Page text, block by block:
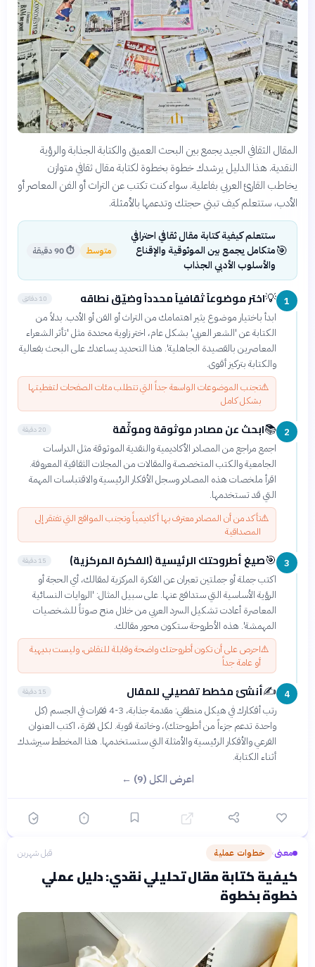
المقال الثقافي الجيد يجمع بين البحث العميق والكتابة الجذابة والرؤية
النقدية. هذا الدليل يرشدك خطوة بخطوة لكتابة مقال ثقافي متوازن
يخاطب القارئ العربي بفاعلية. سواء كنت تكتب عن التراث أو الفن المعاصر أو
الأدب، ستتعلم كيف تبني حجتك وتدعمها بالأمثلة.
🎯
ستتعلم كيفية كتابة مقال ثقافي احترافي
متكامل يجمع بين الموثوقية والإقناع
والأسلوب الأدبي الجذاب
متوسط ⏱90 دقيقة
1
💡اختر موضوعاً ثقافياً محدداً وضيّق نطاقه 10 دقائق
ابدأ باختيار موضوع يثير اهتمامك من التراث أو الفن أو الأدب. بدلاً من
الكتابة عن 'الشعر العربي' بشكل عام، اختر زاوية محددة مثل 'تأثر الشعراء
المعاصرين بالقصيدة الجاهلية'. هذا التحديد يساعدك على البحث بفعالية
والكتابة بتركيز أقوى.
⚠️تجنب الموضوعات الواسعة جداً التي تتطلب مئات الصفحات لتغطيتها
بشكل كامل
2
📚ابحث عن مصادر موثوقة وموثّقة 20 دقيقة
اجمع مراجع من المصادر الأكاديمية والنقدية الموثوقة مثل الدراسات
الجامعية والكتب المتخصصة والمقالات من المجلات الثقافية المعروفة.
اقرأ ملخصات هذه المصادر وسجل الأفكار الرئيسية والاقتباسات المهمة
التي قد تستخدمها.
⚠️تأكد من أن المصادر معترف بها أكاديمياً وتجنب المواقع التي تفتقر إلى
المصداقية
3
🎯صيغ أطروحتك الرئيسية (الفكرة المركزية) 15 دقيقة
اكتب جملة أو جملتين تعبران عن الفكرة المركزية لمقالك، أي الحجة أو
الرؤية الأساسية التي ستدافع عنها. على سبيل المثال: 'الروايات النسائية
المعاصرة أعادت تشكيل السرد العربي من خلال منح صوتاً للشخصيات
المهمشة'. هذه الأطروحة ستكون محور مقالك.
⚠️احرص على أن تكون أطروحتك واضحة وقابلة للنقاش، وليست بديهية
أو عامة جداً
4
✍️أنشئ مخطط تفصيلي للمقال 15 دقيقة
رتب أفكارك في هيكل منطقي: مقدمة جذابة، 3-4 فقرات في الجسم (كل
واحدة تدعم جزءاً من أطروحتك)، وخاتمة قوية. لكل فقرة، اكتب العنوان
الفرعي والأفكار الرئيسية والأمثلة التي ستستخدمها. هذا المخطط سيرشدك
أثناء الكتابة.
اعرض الكل (9) ←
معنى› خطوات عملية قبل شهرين
كيفية كتابة مقال تحليلي نقدي: دليل عملي
خطوة بخطوة